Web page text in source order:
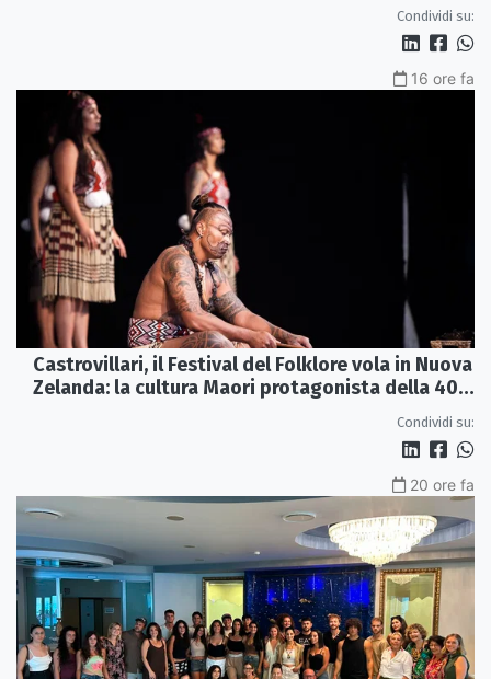
Condividi su:
16 ore fa
Castrovillari, il Festival del Folklore vola in Nuova
Zelanda: la cultura Maori protagonista della 40ª
Condividi su:
20 ore fa